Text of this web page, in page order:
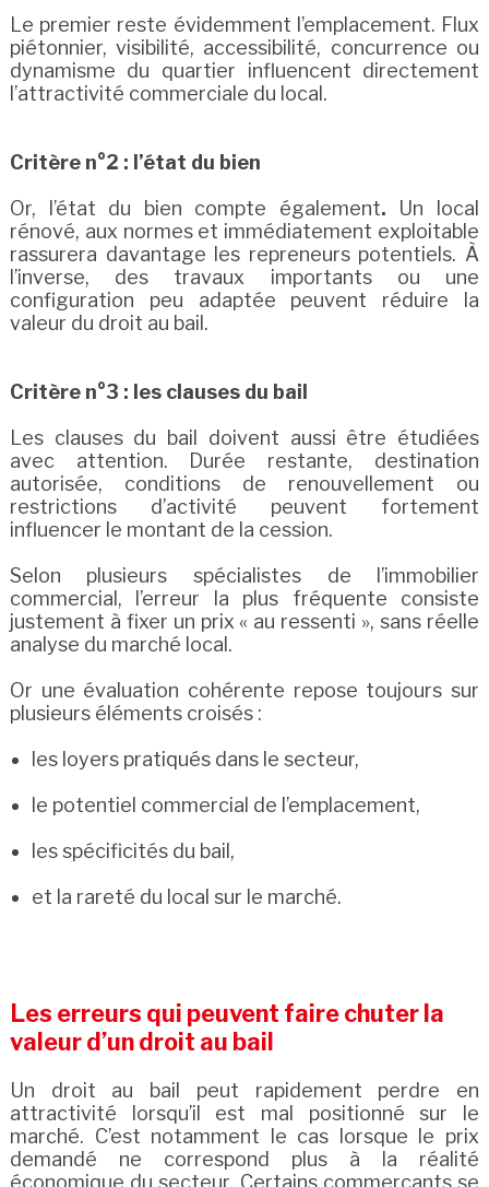
Le premier reste évidemment l’emplacement. Flux
piétonnier, visibilité, accessibilité, concurrence ou
dynamisme du quartier influencent directement
l’attractivité commerciale du local.
Critère n°2 : l’état du bien
Or, l’état du bien compte également. Un local
rénové, aux normes et immédiatement exploitable
rassurera davantage les repreneurs potentiels. À
l’inverse, des travaux importants ou une
configuration peu adaptée peuvent réduire la
valeur du droit au bail.
Critère n°3 : les clauses du bail
Les clauses du bail doivent aussi être étudiées
avec attention. Durée restante, destination
autorisée, conditions de renouvellement ou
restrictions d’activité peuvent fortement
influencer le montant de la cession.
Selon plusieurs spécialistes de l’immobilier
commercial, l’erreur la plus fréquente consiste
justement à fixer un prix « au ressenti », sans réelle
analyse du marché local.
Or une évaluation cohérente repose toujours sur
plusieurs éléments croisés :
les loyers pratiqués dans le secteur,
le potentiel commercial de l’emplacement,
les spécificités du bail,
et la rareté du local sur le marché.
Les erreurs qui peuvent faire chuter la
valeur d’un droit au bail
Un droit au bail peut rapidement perdre en
attractivité lorsqu’il est mal positionné sur le
marché. C’est notamment le cas lorsque le prix
demandé ne correspond plus à la réalité
économique du secteur. Certains commerçants se